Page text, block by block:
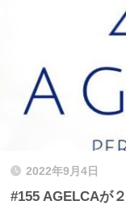
2022年9月4日
#155 AGELCAが